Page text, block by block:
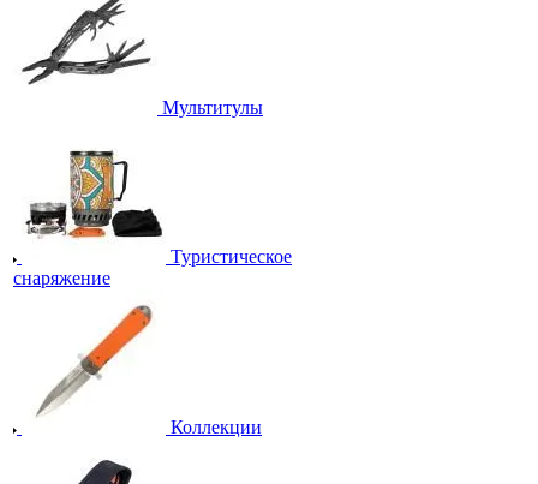
Мультитулы
Туристическое
снаряжение
Коллекции